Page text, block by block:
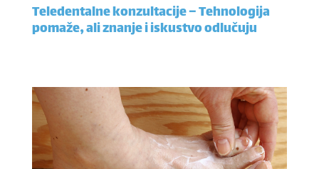
Teledentalne konzultacije – Tehnologija
pomaže, ali znanje i iskustvo odlučuju